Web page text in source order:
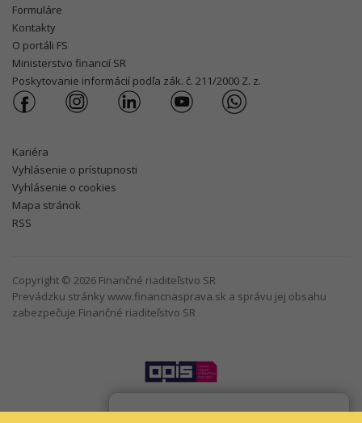
Formuláre
Kontakty
O portáli FS
Ministerstvo financií SR
Poskytovanie informácií podľa zák. č. 211/2000 Z. z.
Kariéra
Vyhlásenie o prístupnosti
Vyhlásenie o cookies
Mapa stránok
RSS
Copyright © 2026 Finančné riaditeľstvo SR
Prevádzku stránky www.financnasprava.sk a správu jej obsahu
zabezpečuje Finančné riaditeľstvo SR